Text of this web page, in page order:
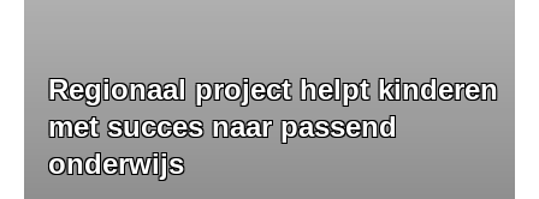
Regionaal project helpt kinderen
met succes naar passend
onderwijs